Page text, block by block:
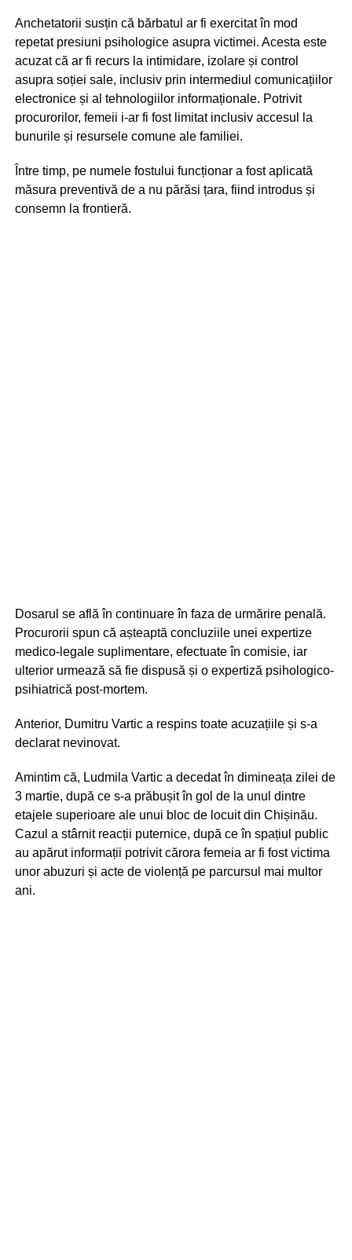
Anchetatorii susțin că bărbatul ar fi exercitat în mod
repetat presiuni psihologice asupra victimei. Acesta este
acuzat că ar fi recurs la intimidare, izolare și control
asupra soției sale, inclusiv prin intermediul comunicațiilor
electronice și al tehnologiilor informaționale. Potrivit
procurorilor, femeii i-ar fi fost limitat inclusiv accesul la
bunurile și resursele comune ale familiei.
Între timp, pe numele fostului funcționar a fost aplicată
măsura preventivă de a nu părăsi țara, fiind introdus și
consemn la frontieră.
Dosarul se află în continuare în faza de urmărire penală.
Procurorii spun că așteaptă concluziile unei expertize
medico-legale suplimentare, efectuate în comisie, iar
ulterior urmează să fie dispusă și o expertiză psihologico-
psihiatrică post-mortem.
Anterior, Dumitru Vartic a respins toate acuzațiile și s-a
declarat nevinovat.
Amintim că, Ludmila Vartic a decedat în dimineața zilei de
3 martie, după ce s-a prăbușit în gol de la unul dintre
etajele superioare ale unui bloc de locuit din Chișinău.
Cazul a stârnit reacții puternice, după ce în spațiul public
au apărut informații potrivit cărora femeia ar fi fost victima
unor abuzuri și acte de violență pe parcursul mai multor
ani.